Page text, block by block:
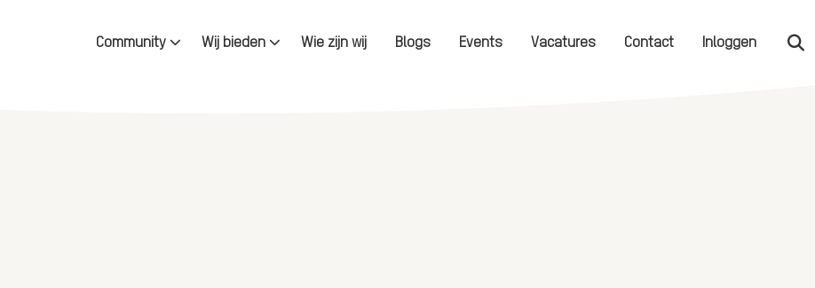
Community Wij bieden Wie zijn wij Blogs Events Vacatures Contact Inloggen